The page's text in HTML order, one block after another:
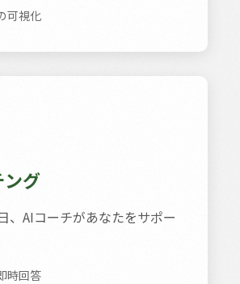
可視化
グ
、AIコーチがあなたをサポー
時回答